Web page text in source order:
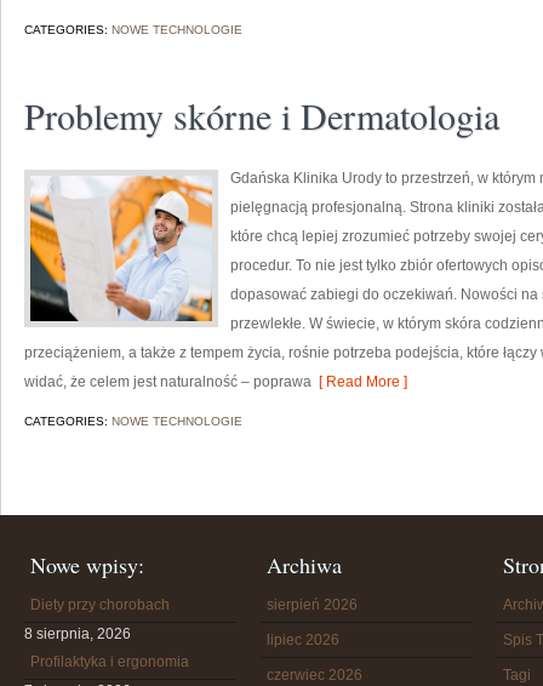
CATEGORIES: NOWE TECHNOLOGIE
Problemy skórne i Dermatologia
Gdańska Klinika Urody to przestrzeń, w
pielęgnacją profesjonalną. Strona kliniki
które chcą lepiej zrozumieć potrzeby swojej
procedur. To nie jest tylko zbiór ofertowych
dopasować zabiegi do oczekiwań. Nowości
przewlekłe. W świecie, w którym skóra
przeciążeniem, a także z tempem życia, rośnie potrzeba podejścia, które
widać, że celem jest naturalność – poprawa [ Read More ]
CATEGORIES: NOWE TECHNOLOGIE
Nowe wpisy:
Diety przy chorobach
8 sierpnia, 2026
Profilaktyka i ergonomia
Archiwa
sierpień 2026
lipiec 2026
czerwiec 2026
Spis
Tagi